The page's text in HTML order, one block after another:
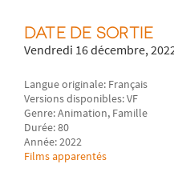
DATE DE SORTIE
Vendredi 16 décembre,
Langue originale: Français
Versions disponibles: VF
Genre: Animation, Famille
Durée: 80
Année: 2022
Films apparentés